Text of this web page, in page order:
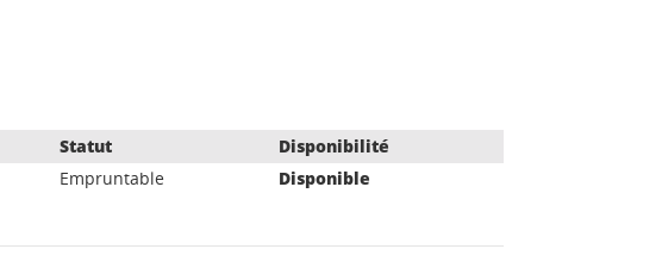
Statut
Disponibilité
Empruntable Disponible